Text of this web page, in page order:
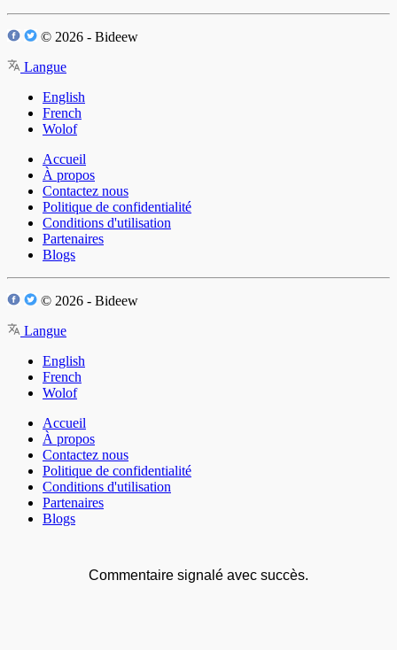
© 2026 - Bideew
Langue
English
French
Wolof
Accueil
À propos
Contactez nous
Politique de confidentialité
Conditions d'utilisation
Partenaires
Blogs
© 2026 - Bideew
Langue
English
French
Wolof
Accueil
À propos
Contactez nous
Politique de confidentialité
Conditions d'utilisation
Partenaires
Blogs
Commentaire signalé avec succès.